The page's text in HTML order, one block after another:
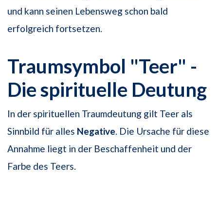
und kann seinen Lebensweg schon bald
erfolgreich fortsetzen.
Traumsymbol "Teer" -
Die spirituelle Deutung
In der spirituellen Traumdeutung gilt Teer als
Sinnbild für alles Negative. Die Ursache für diese
Annahme liegt in der Beschaffenheit und der
Farbe des Teers.